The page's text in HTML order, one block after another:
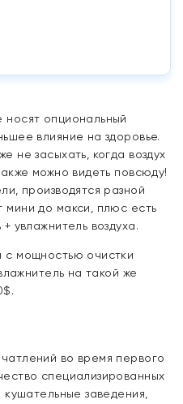
носят опциональный
влияние на здоровье.
не засыхать, когда воздух
можно видеть повсюду!
производятся разной
до макси, плюс есть
увлажнитель воздуха.
с мощностью очистки
на такой же
во время первого
специализированных
заведения,